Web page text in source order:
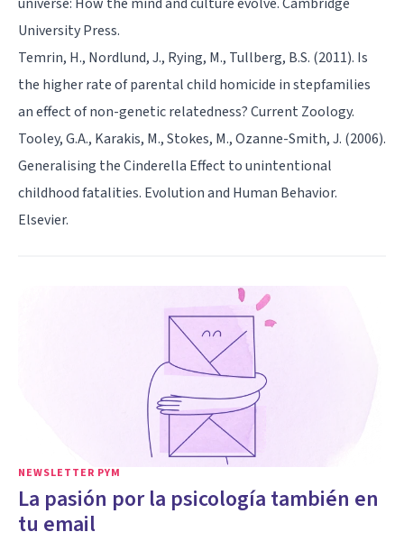
University Press.
Temrin, H., Nordlund, J., Rying, M., Tullberg, B.S. (2011). Is
the higher rate of parental child homicide in stepfamilies
an effect of non-genetic relatedness? Current Zoology.
Tooley, G.A., Karakis, M., Stokes, M., Ozanne-Smith, J. (2006).
Generalising the Cinderella Effect to unintentional
childhood fatalities. Evolution and Human Behavior.
Elsevier.
NEWSLETTER PYM
La pasión por la psicología también en
tu email